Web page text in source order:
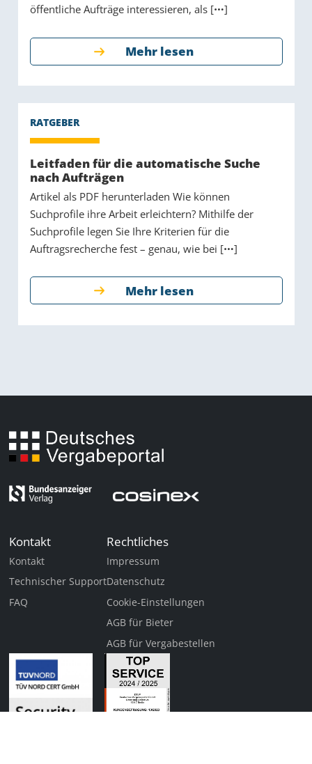
öffentliche Aufträge interessieren, als [
]
Mehr lesen
Leitfaden für die automatische Suche
nach Aufträgen
Artikel als PDF herunterladen Wie können
Suchprofile ihre Arbeit erleichtern? Mithilfe der
Suchprofile legen Sie Ihre Kriterien für die
Auftragsrecherche fest – genau, wie bei [
]
Mehr lesen
Kontakt
Kontakt
Technischer Support
FAQ
Rechtliches
Impressum
Datenschutz
Cookie-Einstellungen
AGB für Bieter
AGB für Vergabestellen